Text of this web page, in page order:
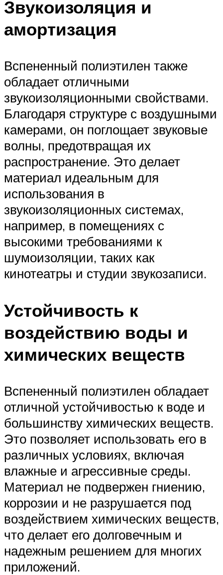
Звукоизоляция и
амортизация
Вспененный полиэтилен также
обладает отличными
звукоизоляционными свойствами.
Благодаря структуре с воздушными
камерами, он поглощает звуковые
волны, предотвращая их
распространение. Это делает
материал идеальным для
использования в
звукоизоляционных системах,
например, в помещениях с
высокими требованиями к
шумоизоляции, таких как
кинотеатры и студии звукозаписи.
Устойчивость к
воздействию воды и
химических веществ
Вспененный полиэтилен обладает
отличной устойчивостью к воде и
большинству химических веществ.
Это позволяет использовать его в
различных условиях, включая
влажные и агрессивные среды.
Материал не подвержен гниению,
коррозии и не разрушается под
воздействием химических веществ,
что делает его долговечным и
надежным решением для многих
приложений.